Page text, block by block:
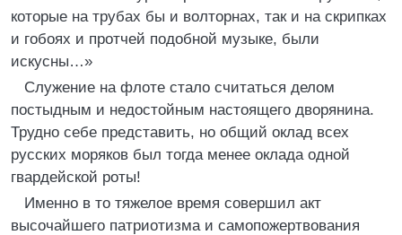
которые на трубах бы и волторнах, так и на скрипках
и гобоях и протчей подобной музыке, были
искусны…»
Служение на флоте стало считаться делом
постыдным и недостойным настоящего дворянина.
Трудно себе представить, но общий оклад всех
русских моряков был тогда менее оклада одной
гвардейской роты!
Именно в то тяжелое время совершил акт
высочайшего патриотизма и самопожертвования